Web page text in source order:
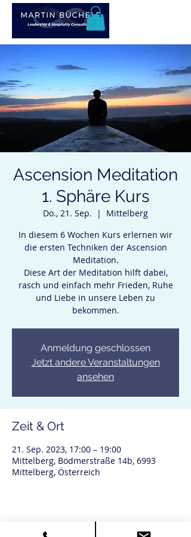
Ascension Meditation
1. Sphäre Kurs
Do., 21. Sep.
  |
Mittelberg
In diesem 6 Wochen Kurs erlernen wir
die ersten Techniken der Ascension
Meditation.
Diese Art der Meditation hilft dabei,
rasch und einfach mehr Frieden, Ruhe
und Liebe in unsere Leben zu
bekommen.
Anmeldung geschlossen
Jetzt andere Veranstaltungen
ansehen
Zeit & Ort
21. Sep. 2023, 17:00 – 19:00
Mittelberg, Bödmerstraße 14b, 6993
Mittelberg, Österreich